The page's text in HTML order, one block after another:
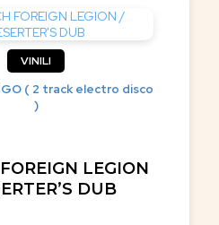
VINILI
( 2 track electro disco
)
LEGION
DUB